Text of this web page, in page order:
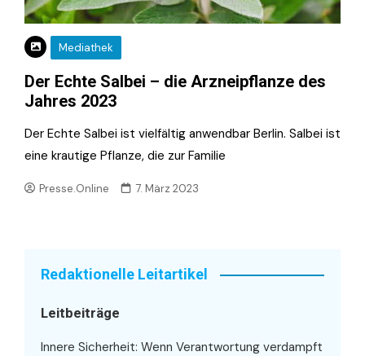
Mediathek
Der Echte Salbei – die Arzneipflanze des
Jahres 2023
Der Echte Salbei ist vielfältig anwendbar Berlin. Salbei ist
eine krautige Pflanze, die zur Familie
Presse.Online 7. März 2023
Redaktionelle Leitartikel
Leitbeiträge
Innere Sicherheit: Wenn Verantwortung verdampft